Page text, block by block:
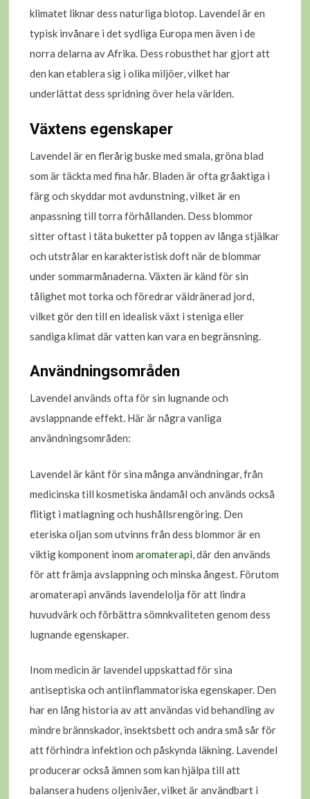
klimatet liknar dess naturliga biotop. Lavendel är en
typisk invånare i det sydliga Europa men även i de
norra delarna av Afrika. Dess robusthet har gjort att
den kan etablera sig i olika miljöer, vilket har
underlättat dess spridning över hela världen.
Växtens egenskaper
Lavendel är en flerårig buske med smala, gröna blad
som är täckta med fina hår. Bladen är ofta gråaktiga i
färg och skyddar mot avdunstning, vilket är en
anpassning till torra förhållanden. Dess blommor
sitter oftast i täta buketter på toppen av långa stjälkar
och utstrålar en karakteristisk doft när de blommar
under sommarmånaderna. Växten är känd för sin
tålighet mot torka och föredrar väldränerad jord,
vilket gör den till en idealisk växt i steniga eller
sandiga klimat där vatten kan vara en begränsning.
Användningsområden
Lavendel används ofta för sin lugnande och
avslappnande effekt. Här är några vanliga
användningsområden:
Lavendel är känt för sina många användningar, från
medicinska till kosmetiska ändamål och används också
flitigt i matlagning och hushållsrengöring. Den
eteriska oljan som utvinns från dess blommor är en
viktig komponent inomaromaterapi, där den används
för att främja avslappning och minska ångest. Förutom
aromaterapi används lavendelolja för att lindra
huvudvärk och förbättra sömnkvaliteten genom dess
lugnande egenskaper.
Inom medicin är lavendel uppskattad för sina
antiseptiska och antiinflammatoriska egenskaper. Den
har en lång historia av att användas vid behandling av
mindre brännskador, insektsbett och andra små sår för
att förhindra infektion och påskynda läkning. Lavendel
producerar också ämnen som kan hjälpa till att
balansera hudens oljenivåer, vilket är användbart i